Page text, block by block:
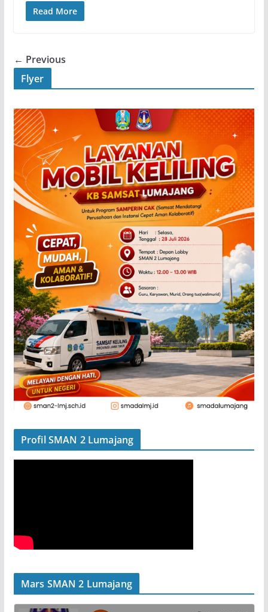
Read More
← Previous
Flyer
Profil SMAN 2 Lumajang
Mars SMAN 2 Lumajang